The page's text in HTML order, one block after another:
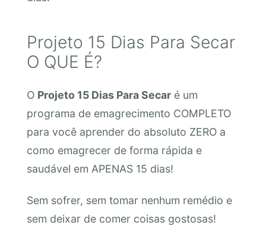
Projeto 15 Dias Para Secar
O QUE É?
O Projeto 15 Dias Para Secaré um
programa de emagrecimento COMPLETO
para você aprender do absoluto ZERO a
como emagrecer de forma rápida e
saudável em APENAS 15 dias!
Sem sofrer, sem tomar nenhum remédio e
sem deixar de comer coisas gostosas!